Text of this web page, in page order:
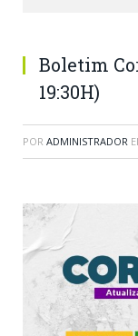
Boletim
19:30H)
POR ADMINISTRADOR